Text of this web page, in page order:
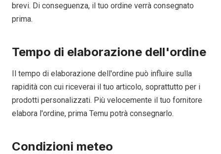
brevi. Di conseguenza, il tuo ordine verrà consegnato
prima.
Tempo di elaborazione dell'ordine
Il tempo di elaborazione dell'ordine può influire sulla
rapidità con cui riceverai il tuo articolo, soprattutto per i
prodotti personalizzati. Più velocemente il tuo fornitore
elabora l'ordine, prima Temu potrà consegnarlo.
Condizioni meteo